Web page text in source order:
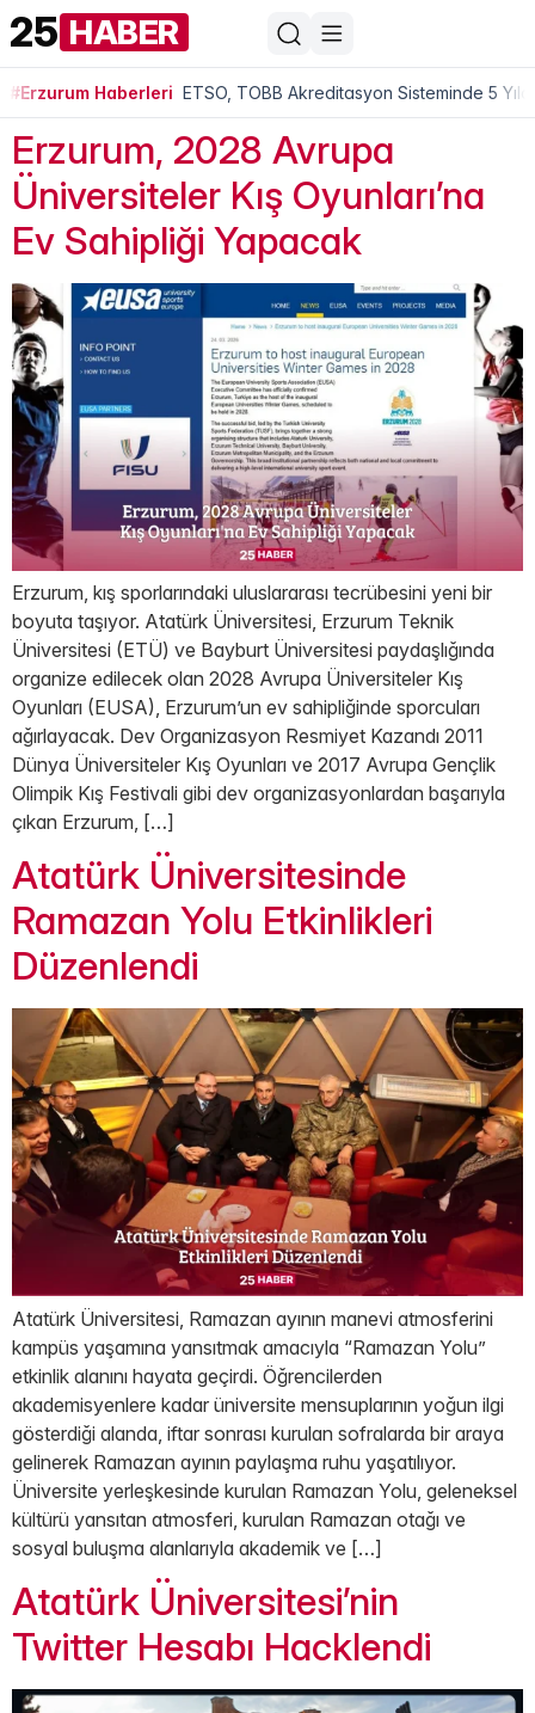
25 HABER
#Erzurum Haberleri ETSO, TOBB Akreditasyon Sisteminde 5
Erzurum, 2028 Avrupa
Üniversiteler Kış Oyunları’na
Ev Sahipliği Yapacak
Erzurum, kış sporlarındaki uluslararası tecrübesini yeni bir
boyuta taşıyor. Atatürk Üniversitesi, Erzurum Teknik
Üniversitesi (ETÜ) ve Bayburt Üniversitesi paydaşlığında
organize edilecek olan 2028 Avrupa Üniversiteler Kış
Oyunları (EUSA), Erzurum’un ev sahipliğinde sporcuları
ağırlayacak. Dev Organizasyon Resmiyet Kazandı 2011
Dünya Üniversiteler Kış Oyunları ve 2017 Avrupa Gençlik
Olimpik Kış Festivali gibi dev organizasyonlardan başarıyla
çıkan Erzurum, […]
Atatürk Üniversitesinde
Ramazan Yolu Etkinlikleri
Düzenlendi
Atatürk Üniversitesi, Ramazan ayının manevi atmosferini
kampüs yaşamına yansıtmak amacıyla “Ramazan Yolu”
etkinlik alanını hayata geçirdi. Öğrencilerden
akademisyenlere kadar üniversite mensuplarının yoğun ilgi
gösterdiği alanda, iftar sonrası kurulan sofralarda bir araya
gelinerek Ramazan ayının paylaşma ruhu yaşatılıyor.
Üniversite yerleşkesinde kurulan Ramazan Yolu, geleneksel
kültürü yansıtan atmosferi, kurulan Ramazan otağı ve
sosyal buluşma alanlarıyla akademik ve […]
Atatürk Üniversitesi’nin
Twitter Hesabı Hacklendi